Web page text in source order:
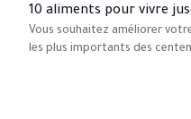
10 aliments pour vivre
Vous souhaitez améliorer
les plus importants des